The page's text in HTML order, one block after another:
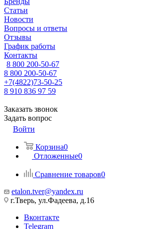
Статьи
Новости
Вопросы и ответы
Отзывы
График работы
Контакты
8 800 200-50-67
8 800 200-50-67
+7(4822)73-50-25
8 910 836 97 59
Заказать звонок
Задать вопрос
Войти
Корзина0
Отложенные0
Сравнение товаров0
etalon.tver@yandex.ru
г.Тверь, ул.Фадеева, д.16
Вконтакте
Telegram